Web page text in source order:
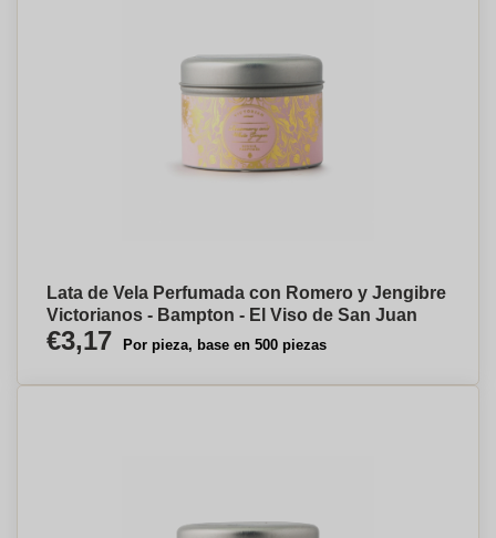
Lata de Vela Perfumada con Romero y Jengibre
Victorianos - Bampton - El Viso de San Juan
€3,17 Por pieza, base en 500 piezas